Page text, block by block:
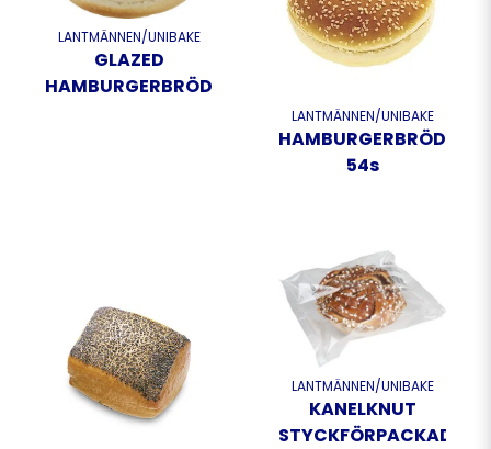
LANTMÄNNEN/UNIBAKE
GLAZED
HAMBURGERBRÖD
LANTMÄNNEN/UNIBAKE
HAMBURGERBRÖD
54s
LANTMÄNNEN/UNIBAKE
KANELKNUT
STYCKFÖRPACKAD